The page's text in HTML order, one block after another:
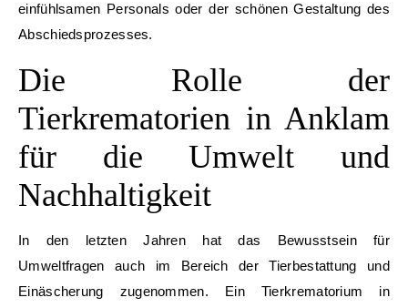
einfühlsamen Personals oder der schönen Gestaltung des
Abschiedsprozesses.
Die Rolle der
Tierkrematorien in Anklam
für die Umwelt und
Nachhaltigkeit
In den letzten Jahren hat das Bewusstsein für
Umweltfragen auch im Bereich der Tierbestattung und
Einäscherung zugenommen. Ein Tierkrematorium in